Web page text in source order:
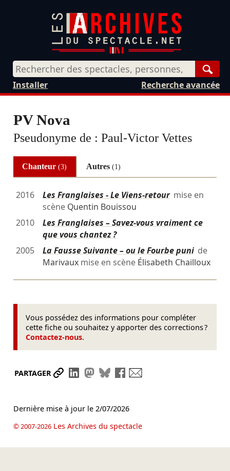
Recherche avancée
Installer
PV Nova
Pseudonyme de : Paul-Victor Vettes
Chanteur(3) Autres (1)
2016 Les Franglaises - Le Viens-retourmise en
scène Quentin Bouissou
2010
Les Franglaises – Savez-vous vraiment ce
que vous chantez ?
2005
La Fausse Suivante – ou le Fourbe punide
Marivauxmise en scène Élisabeth Chailloux
Vous possédez des informations pour compléter
cette fiche ou souhaitez y apporter des corrections ?
Contactez-nous.
PARTAGER Partager le lien
Partager sur LinkedIn
Partager sur Mastodon
Partager sur Bluesky
Partager sur Facebook
Dernière mise à jour le 2/07/2026
© 2007-2026Les Archives du spectacle